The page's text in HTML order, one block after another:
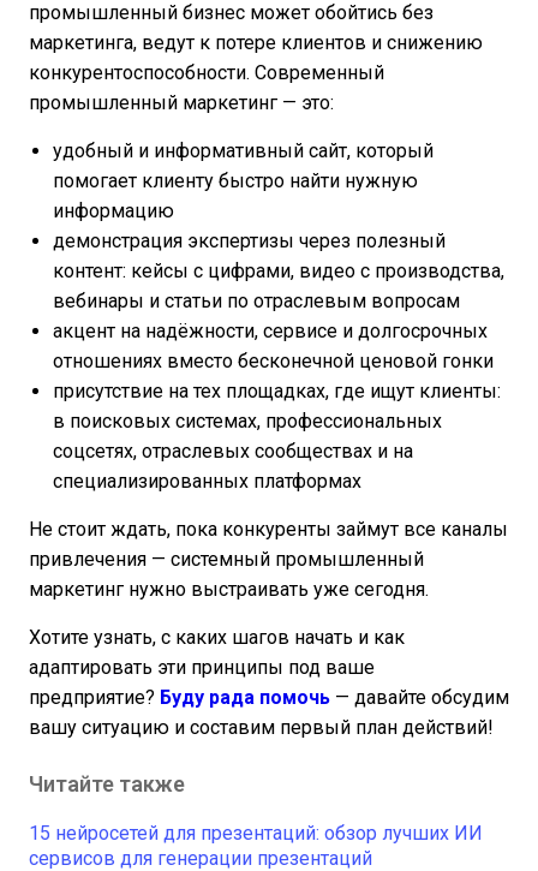
промышленный бизнес может обойтись без
маркетинга, ведут к потере клиентов и снижению
конкурентоспособности. Современный
промышленный маркетинг — это:
удобный и информативный сайт, который
помогает клиенту быстро найти нужную
информацию
демонстрация экспертизы через полезный
контент: кейсы с цифрами, видео с производства,
вебинары и статьи по отраслевым вопросам
акцент на надёжности, сервисе и долгосрочных
отношениях вместо бесконечной ценовой гонки
присутствие на тех площадках, где ищут клиенты:
в поисковых системах, профессиональных
соцсетях, отраслевых сообществах и на
специализированных платформах
Не стоит ждать, пока конкуренты займут все каналы
привлечения — системный промышленный
маркетинг нужно выстраивать уже сегодня.
Хотите узнать, с каких шагов начать и как
адаптировать эти принципы под ваше
предприятие? Буду рада помочь — давайте обсудим
вашу ситуацию и составим первый план действий!
Читайте также
15 нейросетей для презентаций: обзор лучших ИИ
сервисов для генерации презентаций